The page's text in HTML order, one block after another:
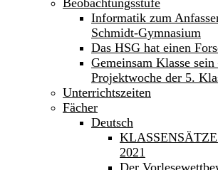
Beobachtungsstufe
Informatik zum
Schmidt-Gymnasium
Das HSG hat einen
Gemeinsam Klasse sein
Projektwoche der 5.
Unterrichtszeiten
Fächer
Deutsch
2021